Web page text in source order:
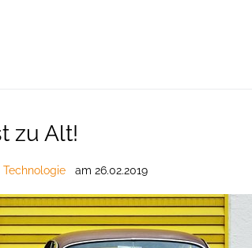
zu Alt!
Technologie am 26.02.2019